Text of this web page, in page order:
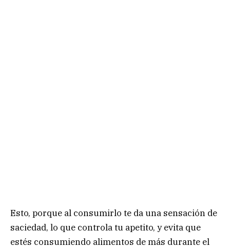
Esto, porque al consumirlo te da una sensación de
saciedad, lo que controla tu apetito, y evita que
estés consumiendo alimentos de más durante el